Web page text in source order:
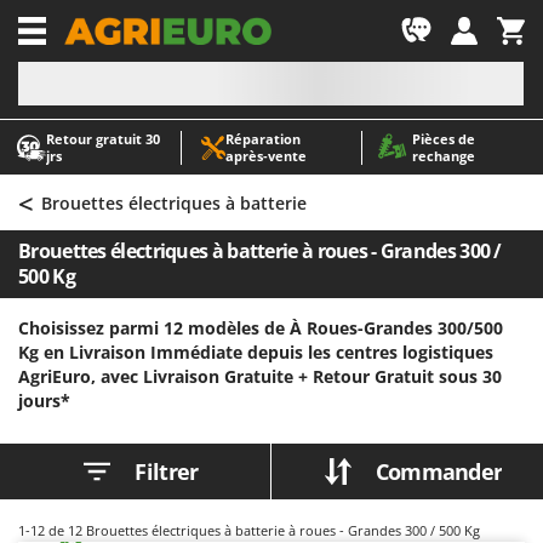
Retour gratuit 30
jrs
Réparation
après‑vente
Pièces de
rechange
-1
A
Abris de jardin
Accessoires pour tracteurs tondeuses autoportés
Aérateurs Scarificateurs pour gazon
Arracheuses de pommes de terre pour tracteur
Aspirateurs à cendres
Aspirateurs à feuilles sur roues
Atomiseurs agricoles pour tracteurs
Atomiseurs pour traitements
A
AgriEuro Premium
AgriEuro TOP-LINE
AGT
Airmec
AL-KO
Alpina
Ama
< Brouettes électriques à batterie
Brouettes électriques à batterie à roues - Grandes 300 /
500 Kg
Choisissez parmi 12 modèles de À Roues-Grandes 300/500
Kg en Livraison Immédiate depuis les centres logistiques
AgriEuro, avec Livraison Gratuite + Retour Gratuit sous 30
jours*
Filtrer Commander
1-12 de 12 Brouettes électriques à batterie à roues - Grandes 300 / 500 Kg